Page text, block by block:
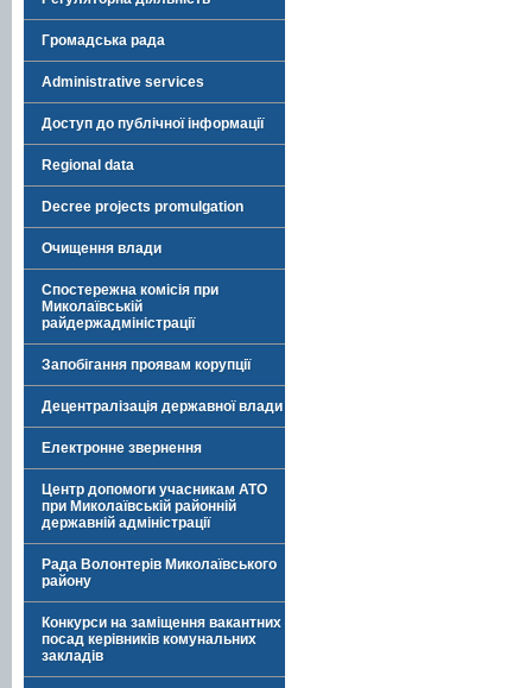
Громадська рада
Administrative services
Доступ до публічної інформації
Regional data
Decree projects promulgation
Очищення влади
Спостережна комісія при
Миколаївській
райдержадміністрації
Запобігання проявам корупції
Децентралізація державної влади
Електронне звернення
Центр допомоги учасникам АТО
при Миколаївській районній
державній адміністрації
Рада Волонтерів Миколаївського
району
Конкурси на заміщення вакантних
посад керівників комунальних
закладів